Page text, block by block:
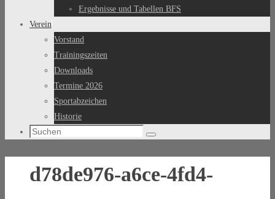
Ergebnisse und Tabellen BFS
Verein
Vorstand
Trainingszeiten
Downloads
Termine 2026
Sportabzeichen
Historie
Suchen
Suchen
d78de976-a6ce-4fd4-